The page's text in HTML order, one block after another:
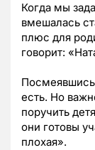
Когда мы
вмешалась
плюс для
говорит:
есть. Но
поручить
они готовы
плохая».